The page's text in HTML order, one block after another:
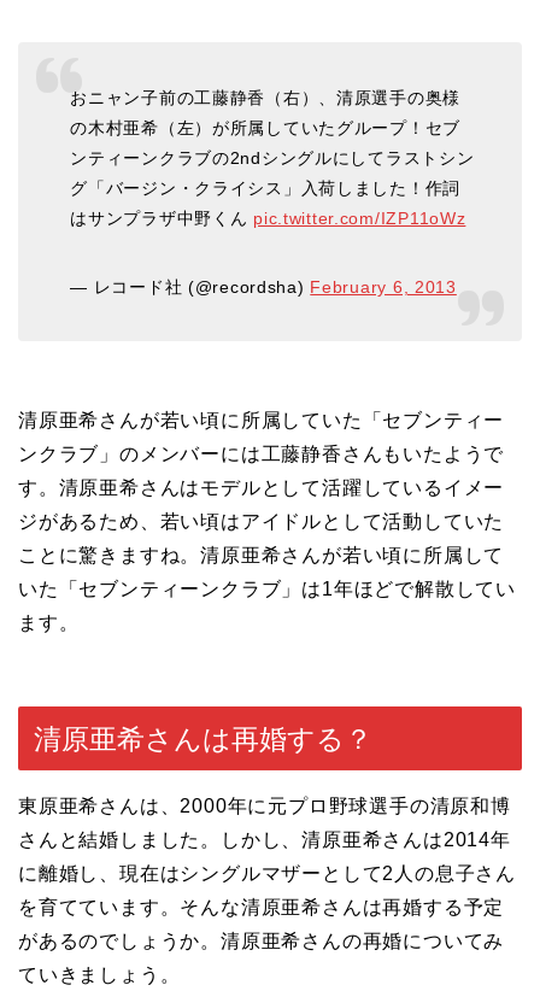
おニャン子前の工藤静香（右）、清原選手の奥様
の木村亜希（左）が所属していたグループ！セブ
ンティーンクラブの2ndシングルにしてラストシン
グ「バージン・クライシス」入荷しました！作詞
はサンプラザ中野くん pic.twitter.com/IZP11oWz
— レコード社 (@recordsha) February 6, 2013
清原亜希さんが若い頃に所属していた「セブンティー
ンクラブ」のメンバーには工藤静香さんもいたようで
す。清原亜希さんはモデルとして活躍しているイメー
ジがあるため、若い頃はアイドルとして活動していた
ことに驚きますね。清原亜希さんが若い頃に所属して
いた「セブンティーンクラブ」は1年ほどで解散してい
ます。
清原亜希さんは再婚する？
東原亜希さんは、2000年に元プロ野球選手の清原和博
さんと結婚しました。しかし、清原亜希さんは2014年
に離婚し、現在はシングルマザーとして2人の息子さん
を育てています。そんな清原亜希さんは再婚する予定
があるのでしょうか。清原亜希さんの再婚についてみ
ていきましょう。